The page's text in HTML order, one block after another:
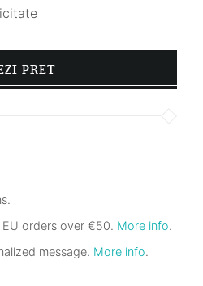
PRET
orders over €50. More info.
message. More info.